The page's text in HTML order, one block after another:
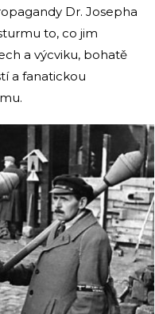
Dr. Josepha
to, co jim
a výcviku, bohatě
a fanatickou